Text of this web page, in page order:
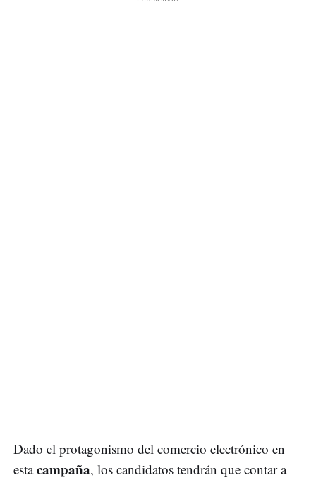
Dado el protagonismo del comercio electrónico en
estacampaña, los candidatos tendrán que contar a